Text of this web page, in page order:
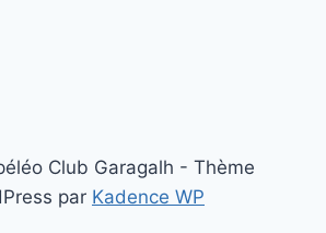
Club Garagalh - Thème
par Kadence WP